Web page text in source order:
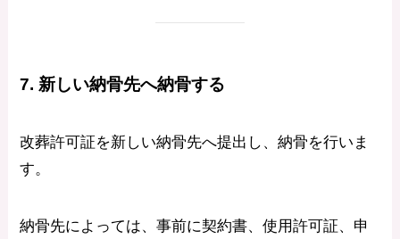
7. 新しい納骨先へ納骨する
改葬許可証を新しい納骨先へ提出し、納骨を行いま
す。
納骨先によっては、事前に契約書、使用許可証、申